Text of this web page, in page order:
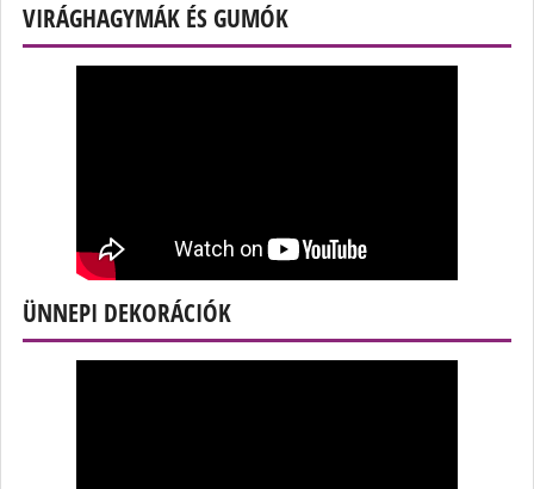
VIRÁGHAGYMÁK ÉS GUMÓK
ÜNNEPI DEKORÁCIÓK